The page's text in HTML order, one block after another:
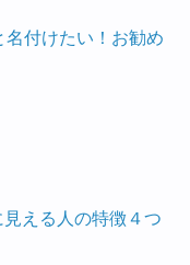
付けたい！お勧め
える人の特徴４つ